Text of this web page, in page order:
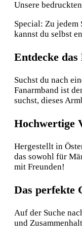
Unsere
Special: Zu
kannst du selbst
Entdecke
Suchst du nach
Fanarmband ist
suchst, dieses
Hochwertige
Hergestellt in
das sowohl für
mit Freunden!
Das perfekte
Auf der Suche
und